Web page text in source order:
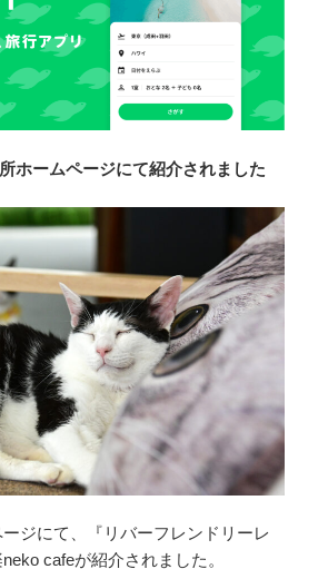
ホームページにて紹介されました
ジにて、『リバーフレンドリーレ
cafeが紹介されました。